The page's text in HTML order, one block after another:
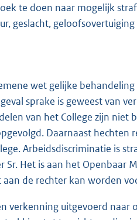
te doen naar mogelijk
geslacht,
wet gelijke
sprake is geweest van
van het College zijn
Daarnaast hechten
Arbeidsdiscriminatie is
Sr. Het is aan het Openbaar
de rechter kan worden
verkenning uitgevoerd naar